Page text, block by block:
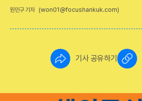
원민구 기자 (won01@focushankuk.com)
기사 공유하기